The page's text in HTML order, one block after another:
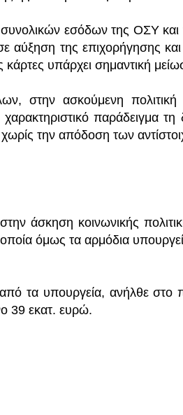
συνολικών εσόδων της ΟΣΥ
αύξηση της επιχορήγησης
κάρτες υπάρχει σημαντική
στην ασκούμενη
παράδειγμα
την απόδοση των
άσκηση κοινωνικής
όμως τα αρμόδια
τα υπουργεία, ανήλθε στο
39 εκατ. ευρώ.